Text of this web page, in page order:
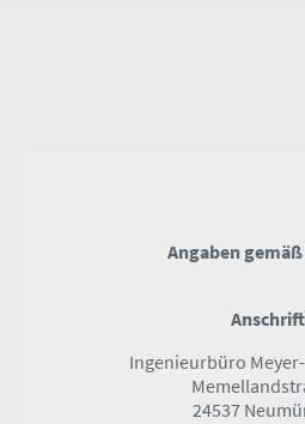
Angaben gemäß
Anschrift
Ingenieurbüro
24537